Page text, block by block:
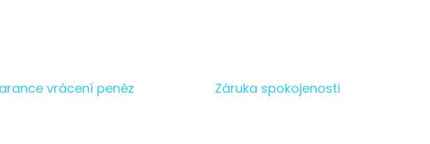
vrácení peněz Záruka spokojenosti